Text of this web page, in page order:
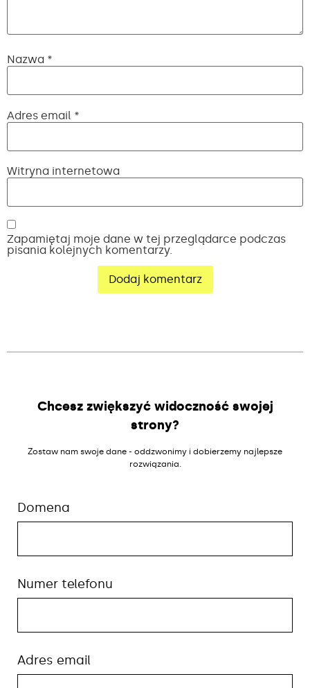
Nazwa *
Adres email *
Witryna internetowa
Zapamiętaj moje dane w tej przeglądarce podczas
pisania kolejnych komentarzy.
Chcesz zwiększyć widoczność swojej
strony?
Zostaw nam swoje dane - oddzwonimy i dobierzemy najlepsze
rozwiązania.
Domena
Numer telefonu
Adres email